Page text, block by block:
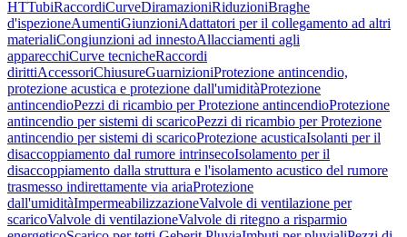
HTTubiRaccordiCurveDiramazioniRiduzioniBraghe
d'ispezioneAumentiGiunzioniAdattatori per il collegamento ad altri
materialiCongiunzioni ad innestoAllacciamenti agli
apparecchiCurve tecnicheRaccordi
dirittiAccessoriChiusureGuarnizioniProtezione antincendio,
protezione acustica e protezione dall'umiditàProtezione
antincendioPezzi di ricambio per Protezione antincendioProtezione
antincendio per sistemi di scaricoPezzi di ricambio per Protezione
antincendio per sistemi di scaricoProtezione acusticaIsolanti per il
disaccoppiamento dal rumore intrinsecoIsolamento per il
disaccoppiamento dalla struttura e l'isolamento acustico del rumore
trasmesso indirettamente via ariaProtezione
dall'umiditàImpermeabilizzazioneValvole di ventilazione per
scaricoValvole di ventilazioneValvole di ritegno a risparmio